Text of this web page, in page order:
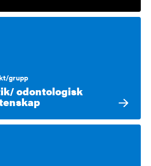
grupp
odontologisk